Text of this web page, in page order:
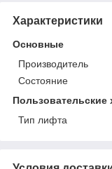
Характеристики
Основные
Производитель
Состояние
Пользовательские
Тип лифта